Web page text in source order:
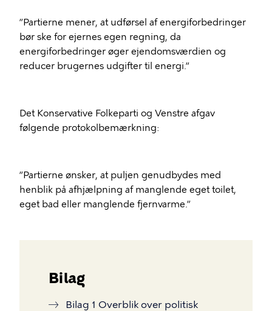
”Partierne mener, at udførsel af energiforbedringer
bør ske for ejernes egen regning, da
energiforbedringer øger ejendomsværdien og
reducer brugernes udgifter til energi.”
Det Konservative Folkeparti og Venstre afgav
følgende protokolbemærkning:
”Partierne ønsker, at puljen genudbydes med
henblik på afhjælpning af manglende eget toilet,
eget bad eller manglende fjernvarme.”
Bilag
Bilag 1 Overblik over politisk